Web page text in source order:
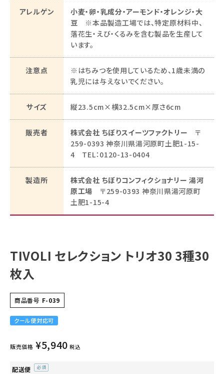
配送便
(必
手提げ袋（無料）
(必
須)
のし（無料 ※内のし不可）
須)
名入れ（のし下 ※必要な場合は内容を記入）
メッセージカード（無料）
アレルゲン
小麦・卵・乳成分・アーモンド・オレンジ・大
豆 ※本品製造工場では、特定原材料中、
落花生・えび・くるみを含む製品を生産して
います。
注意点
※はちみつを使用しているため、1歳未満の
乳児には与えないでください。
サイズ 縦23.5cm×横32.5cm×厚さ6cm
販売者 株式会社 ちぼりスイーツファクトリー 〒
259-0393 神奈川県湯河原町土肥1-15-
4 TEL：0120-13-0404
製造所
株式会社 ちぼりコンフィクショナリー 湯河
原工場 〒259-0393 神奈川県湯河原町
土肥1-15-4
TIVOLI セレクション トリオ30 3種30
枚入
商品番号 F-039
クール便対応可
販売価格 ¥5,940 税込
配送便